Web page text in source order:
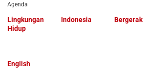
Agenda
Lingkungan
Hidup
Indonesia Bergerak
English